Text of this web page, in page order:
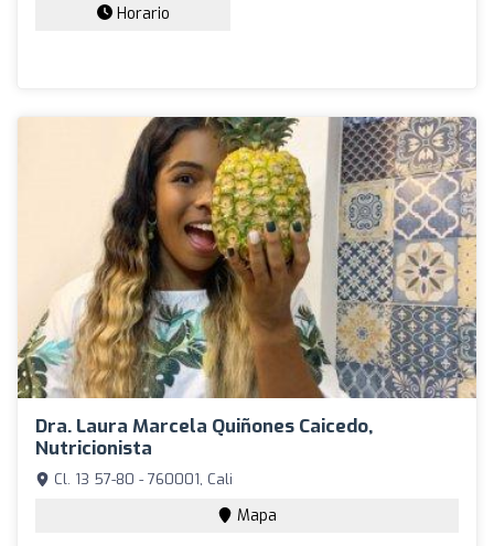
Horario
Dra. Laura Marcela Quiñones Caicedo,
Nutricionista
Cl. 13 57-80 - 760001, Cali
Mapa